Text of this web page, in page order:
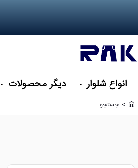
انواع شلوار دیگر محصولات
h
جستجو